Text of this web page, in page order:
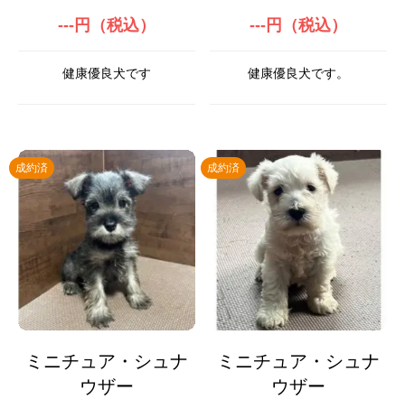
---円（税込）
健康優良犬です
---円（税込）
健康優良犬です。
成約済
ミニチュア・シュナ
ウザー
成約済
ミニチュア・シュナ
ウザー